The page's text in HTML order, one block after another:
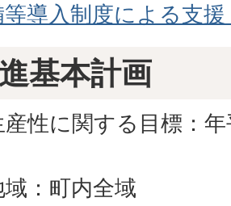
導入制度による支
基本計画
産性に関する目標：
：町内全域